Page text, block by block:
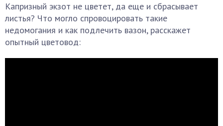
Капризный экзот не цветет, да еще и сбрасывает
листья? Что могло спровоцировать такие
недомогания и как подлечить вазон, расскажет
опытный цветовод: